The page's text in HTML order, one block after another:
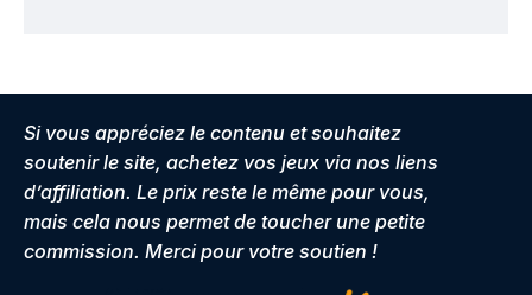
Si vous appréciez le contenu et souhaitez
soutenir le site, achetez vos jeux via nos liens
d’affiliation. Le prix reste le même pour vous,
mais cela nous permet de toucher une petite
commission. Merci pour votre soutien !